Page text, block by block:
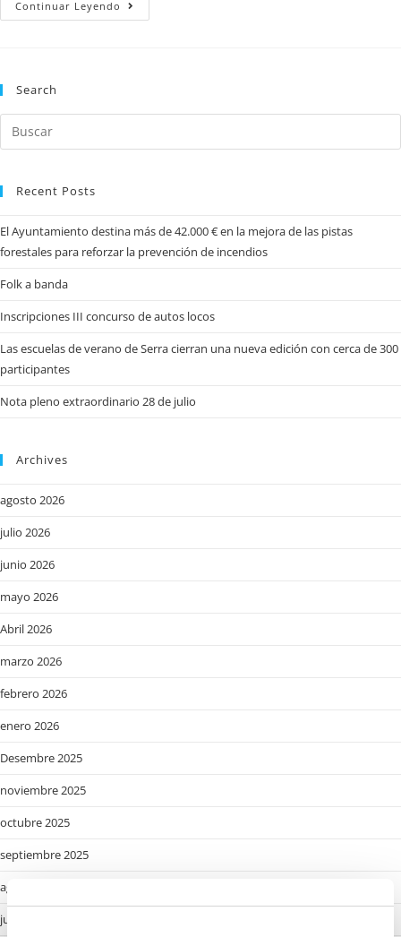
Continuar Leyendo
Search
Recent Posts
El Ayuntamiento destina más de 42.000 € en la mejora de las pistas
forestales para reforzar la prevención de incendios
Folk a banda
Inscripciones III concurso de autos locos
Las escuelas de verano de Serra cierran una nueva edición con cerca de 300
participantes
Nota pleno extraordinario 28 de julio
Archives
agosto 2026
julio 2026
junio 2026
mayo 2026
Abril 2026
marzo 2026
febrero 2026
enero 2026
Desembre 2025
noviembre 2025
octubre 2025
septiembre 2025
agosto 2025
julio 2025